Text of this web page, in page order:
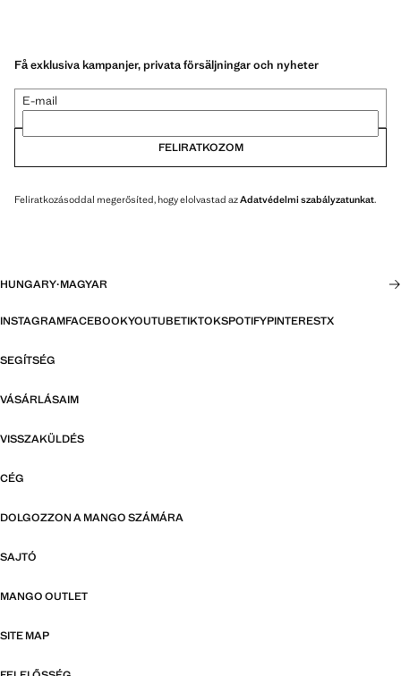
Få exklusiva kampanjer, privata försäljningar och nyheter
E-mail
FELIRATKOZOM
Feliratkozásoddal megerősíted, hogy elolvastad azAdatvédelmi szabályzatunkat.
HUNGARY·MAGYAR
INSTAGRAMFACEBOOKYOUTUBETIKTOKSPOTIFYPINTERESTX
SEGÍTSÉG
VÁSÁRLÁSAIM
VISSZAKÜLDÉS
CÉG
DOLGOZZON A MANGO SZÁMÁRA
SAJTÓ
MANGO OUTLET
SITE MAP